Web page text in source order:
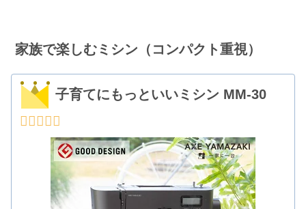
家族で楽しむミシン（コンパクト重視）
子育てにもっといいミシン MM-30